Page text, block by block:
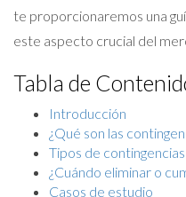
te proporcionaremos una
este aspecto crucial del
Tabla de
Introducción
¿Qué son las
Tipos de contingencias
¿Cuándo eliminar o
Casos de estudio